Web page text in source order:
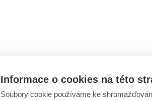
Informace o cookies na této
Soubory cookie používáme ke